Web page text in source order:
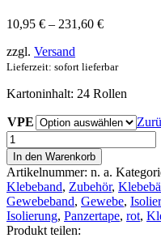
10,95 € – 231,60 €Preisspanne:
231,60 €
zzgl. Versand
Lieferzeit: sofort lieferbar
Kartoninhalt: 24 Rollen
VPE
Gewebeklebeband
grau
Menge
In den Warenkorb
Artikelnummer: n. a.
Klebeband, Zubehör,
Gewebeband, Gewebe,
Isolierung, Panzertape, rot,
Produkt teilen: